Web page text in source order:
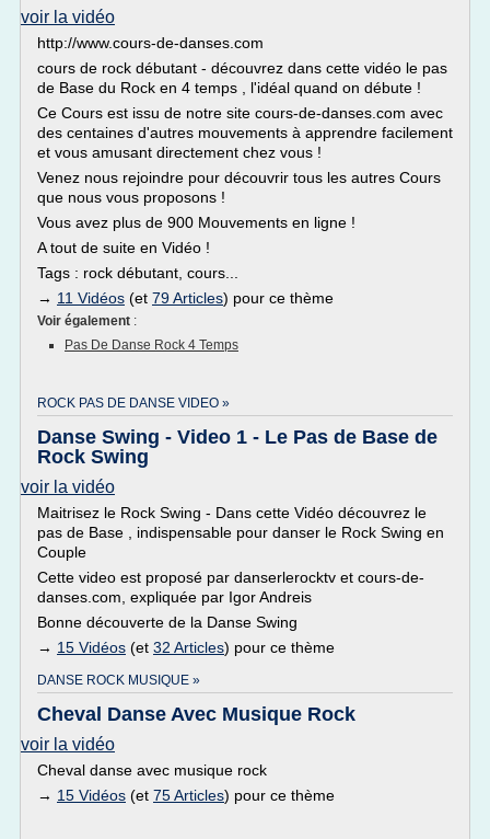
voir la vidéo
http://www.cours-de-danses.com
cours de rock débutant - découvrez dans cette vidéo le pas
de Base du Rock en 4 temps , l'idéal quand on débute !
Ce Cours est issu de notre site cours-de-danses.com avec
des centaines d'autres mouvements à apprendre facilement
et vous amusant directement chez vous !
Venez nous rejoindre pour découvrir tous les autres Cours
que nous vous proposons !
Vous avez plus de 900 Mouvements en ligne !
A tout de suite en Vidéo !
Tags : rock débutant, cours...
→ 11 Vidéos (et 79 Articles) pour ce thème
Voir également :
Pas De Danse Rock 4 Temps
ROCK PAS DE DANSE VIDEO »
Danse Swing - Video 1 - Le Pas de Base de
Rock Swing
voir la vidéo
Maitrisez le Rock Swing - Dans cette Vidéo découvrez le
pas de Base , indispensable pour danser le Rock Swing en
Couple
Cette video est proposé par danserlerocktv et cours-de-
danses.com, expliquée par Igor Andreis
Bonne découverte de la Danse Swing
→ 15 Vidéos (et 32 Articles) pour ce thème
DANSE ROCK MUSIQUE »
Cheval Danse Avec Musique Rock
voir la vidéo
Cheval danse avec musique rock
→ 15 Vidéos (et 75 Articles) pour ce thème